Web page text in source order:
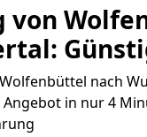
von
nach
Angebot in nur 4